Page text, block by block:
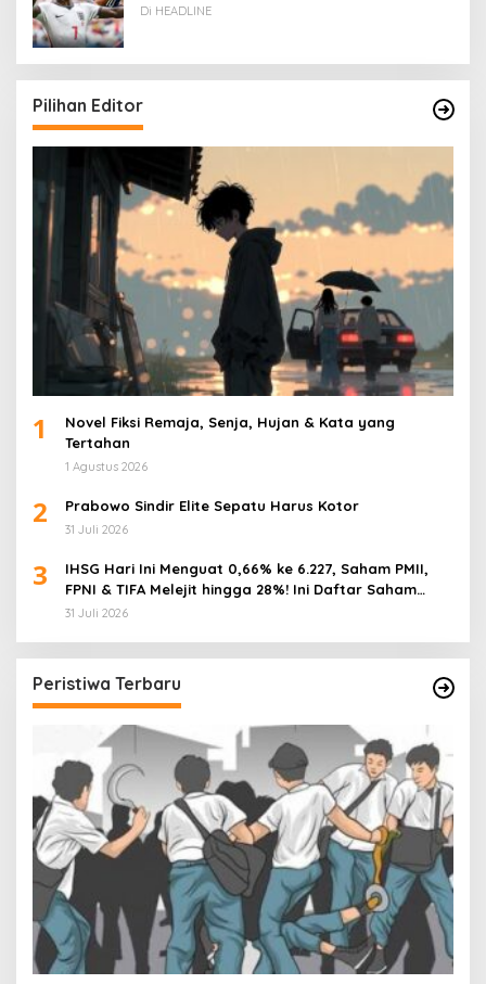
Di HEADLINE
Pilihan Editor
1
Novel Fiksi Remaja, Senja, Hujan & Kata yang
Tertahan
1 Agustus 2026
2 Prabowo Sindir Elite Sepatu Harus Kotor
31 Juli 2026
3
IHSG Hari Ini Menguat 0,66% ke 6.227, Saham PMII,
FPNI & TIFA Melejit hingga 28%! Ini Daftar Saham
Paling Cuan & Volume Tertinggi 31 Juli 2026
31 Juli 2026
Peristiwa Terbaru